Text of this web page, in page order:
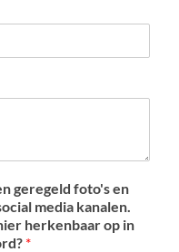
geregeld foto's en
media kanalen.
herkenbaar op in
*